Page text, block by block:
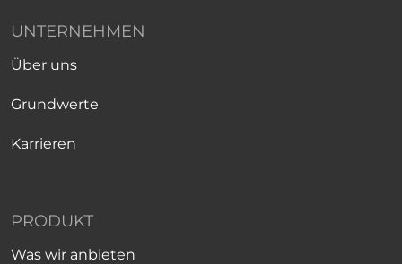
UNTERNEHMEN
Über uns
Grundwerte
Karrieren
PRODUKT
Was wir anbieten